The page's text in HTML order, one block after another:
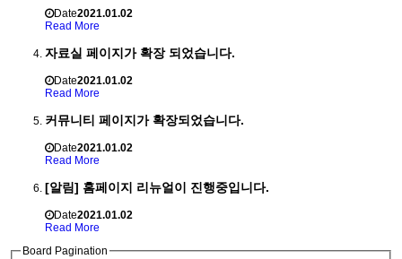
Date2021.01.02
Read More
자료실 페이지가 확장 되었습니다.
Date2021.01.02
Read More
커뮤니티 페이지가 확장되었습니다.
Date2021.01.02
Read More
[알림] 홈페이지 리뉴얼이 진행중입니다.
Date2021.01.02
Read More
Board Pagination